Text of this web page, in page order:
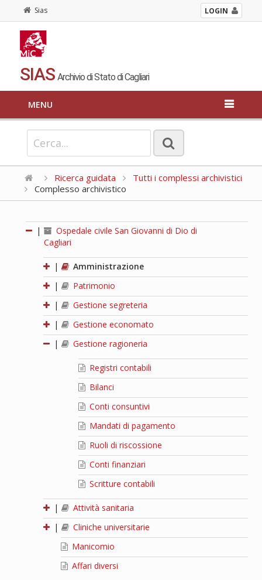
Sias LOGIN
SIAS Archivio di Stato di Cagliari
MENU
Ricerca guidata
Tutti i complessi archivistici
Complesso archivistico
|
Ospedale civile San Giovanni di Dio di
Cagliari
|
Amministrazione
|
Patrimonio
|
Gestione segreteria
|
Gestione economato
|
Gestione ragioneria
Registri contabili
Bilanci
Conti consuntivi
Mandati di pagamento
Ruoli di riscossione
Conti finanziari
Scritture contabili
|
Attività sanitaria
|
Cliniche universitarie
Manicomio
Affari diversi